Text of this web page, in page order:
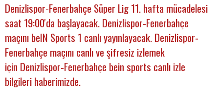
Denizlispor-Fenerbahçe Süper Lig 11. hafta mücadelesi
saat 19:00'da başlayacak. Denizlispor-Fenerbahçe
maçını beIN Sports 1 canlı yayınlayacak. Denizlispor-
Fenerbahçe maçını canlı ve şifresiz izlemek
için Denizlispor-Fenerbahçe bein sports canlı izle
bilgileri haberimizde.